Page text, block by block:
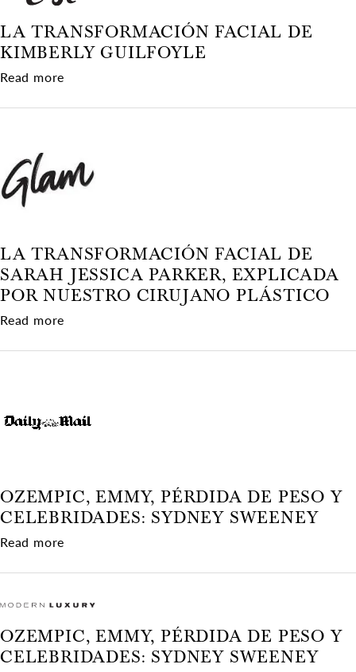
LA TRANSFORMACIÓN FACIAL DE
KIMBERLY GUILFOYLE
Read more
LA TRANSFORMACIÓN FACIAL DE
SARAH JESSICA PARKER, EXPLICADA
POR NUESTRO CIRUJANO PLÁSTICO
Read more
OZEMPIC, EMMY, PÉRDIDA DE PESO Y
CELEBRIDADES: SYDNEY SWEENEY
Read more
OZEMPIC, EMMY, PÉRDIDA DE PESO Y
CELEBRIDADES: SYDNEY SWEENEY